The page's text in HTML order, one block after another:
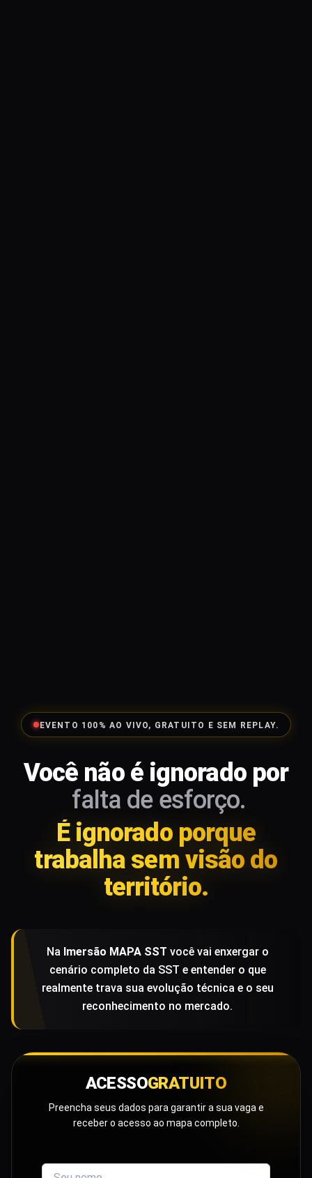
EVENTO 100% AO VIVO, GRATUITO E SEM REPLAY.
Você não é ignorado por
falta de esforço.
É ignorado porque
trabalha sem visão do
território.
Na Imersão MAPA SST você vai enxergar o
cenário completo da SST e entender o que
realmente trava sua evolução técnica e o seu
reconhecimento no mercado.
ACESSOGRATUITO
Preencha seus dados para garantir a sua vaga e
receber o acesso ao mapa completo.